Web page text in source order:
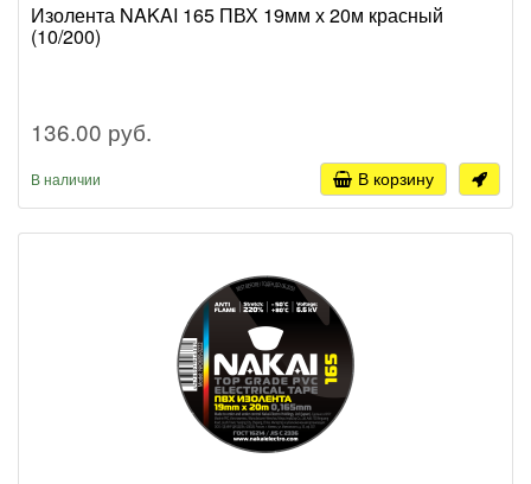
Изолента NAKAI 165 ПВХ 19мм х 20м красный
(10/200)
136.00 руб.
В наличии В корзину